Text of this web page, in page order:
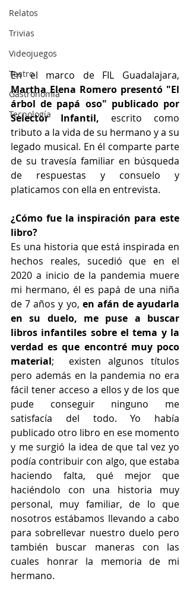
Relatos
Trivias
Videojuegos
Teatro
Gastronomía
Tecnología
Martha Elena Romero presentó "El
árbol de papá oso" publicado por
Selector Infantil, escrito como
tributo a la vida de su hermano y a su
legado musical. En él comparte parte
de su travesía familiar en búsqueda
de respuestas y consuelo y
platicamos con ella en entrevista.
¿Cómo fue la inspiración para este
libro?
Es una historia que está inspirada en
hechos reales, sucedió que en el
2020 a inicio de la pandemia muere
mi hermano, él es papá de una niña
de 7 años y yo, en afán de ayudarla
en su duelo, me puse a buscar
libros infantiles sobre el tema y la
verdad es que encontré muy poco
material;  existen algunos títulos
pero además en la pandemia no era
fácil tener acceso a ellos y de los que
pude conseguir ninguno me
satisfacía del todo. Yo había
publicado otro libro en ese momento
y me surgió la idea de que tal vez yo
podía contribuir con algo, que estaba
haciendo falta, qué mejor que
haciéndolo con una historia muy
personal, muy familiar, de lo que
nosotros estábamos llevando a cabo
para sobrellevar nuestro duelo pero
también buscar maneras con las
cuales honrar la memoria de mi
hermano.